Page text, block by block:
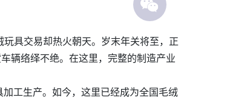
具交易却热火朝天。岁末年关将至，正
辆络绎不绝。在这里，完整的制造产业
工生产。如今，这里已经成为全国毛绒